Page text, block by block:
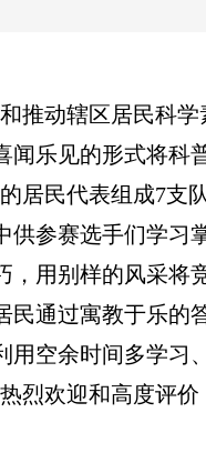
推动辖区居民科
乐见的形式将科
居民代表组成7支
供参赛选手们学
，用别样的风采将
民通过寓教于乐
空余时间多学习
烈欢迎和高度评